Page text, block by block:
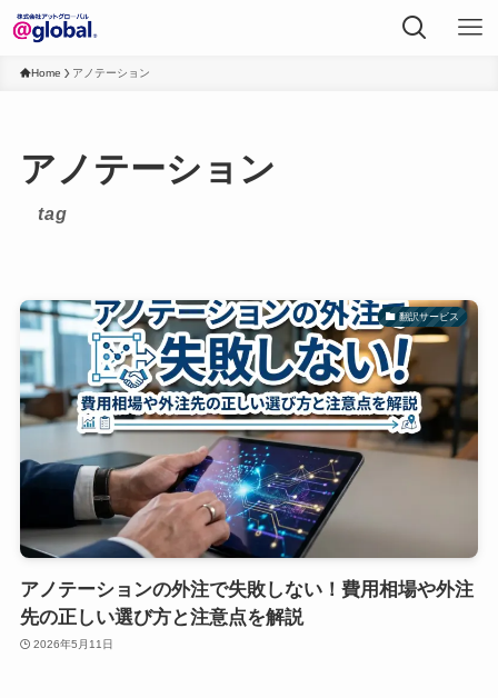
Home アノテーション
アノテーション
tag
翻訳サービス
アノテーションの外注で失敗しない！費用相場や外注
先の正しい選び方と注意点を解説
2026年5月11日